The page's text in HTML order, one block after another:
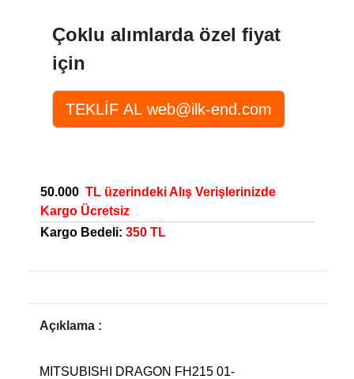
Çoklu alımlarda özel fiyat
için
50.000 TL üzerindeki Alış Verişlerinizde
Kargo Ücretsiz
Kargo Bedeli: 350 TL
Açıklama :
MITSUBISHI DRAGON FH215 01-